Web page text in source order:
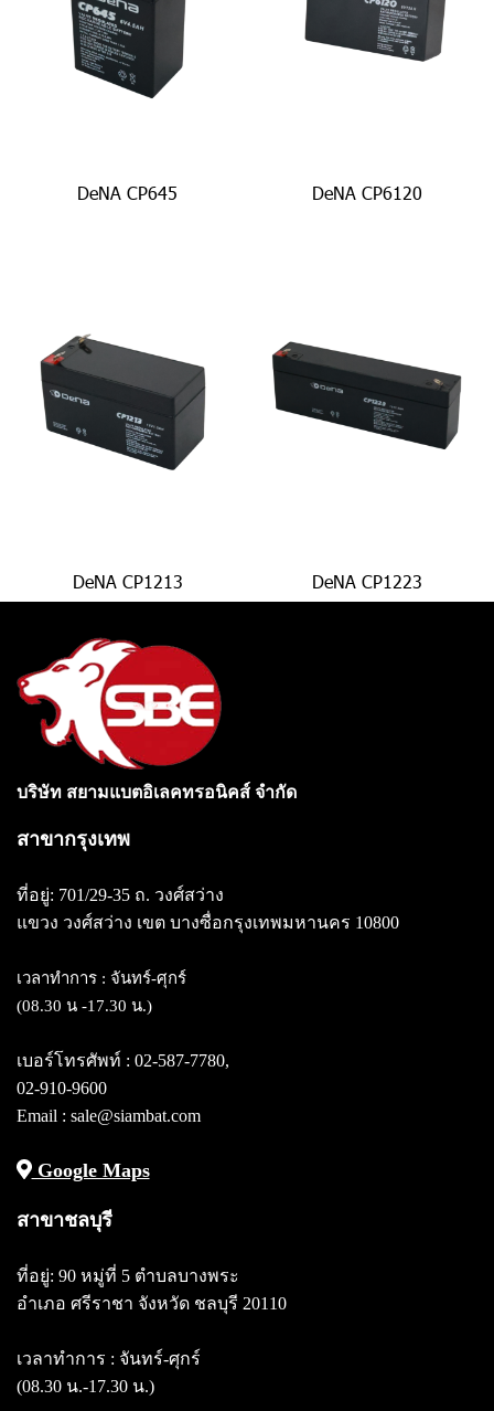
DeNA CP645 DeNA CP6120
DeNA CP1213 DeNA CP1223
บริษัท สยามแบตอิเลคทรอนิคส์ จำกัด
สาขากรุงเทพ
ที่อยู่: 701/29-35 ถ. วงศ์สว่าง
แขวง วงศ์สว่าง เขต บางซื่อกรุงเทพมหานคร 10800
เวลาทำการ : จันทร์-ศุกร์
(08.30 น -17.30 น.)
เบอร์โทรศัพท์ : 02-587-7780,
02-910-9600
Email : sale@siambat.com
Google Maps
สาขาชลบุรี
ที่อยู่: 90 หมู่ที่ 5 ตำบลบางพระ
อำเภอ ศรีราชา จังหวัด ชลบุรี 20110
เวลาทำการ : จันทร์-ศุกร์
(08.30 น.-17.30 น.)